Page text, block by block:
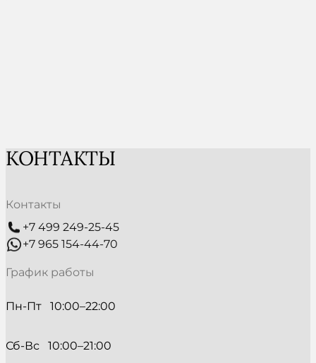
КОНТАКТЫ
Контакты
+7 499 249-25-45
+7 965 154-44-70
График работы
Пн-Пт   10:00–22:00
Сб-Вс   10:00–21:00